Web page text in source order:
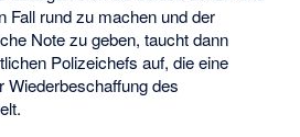
Fall rund zu machen und der
Note zu geben, taucht dann
Polizeichefs auf, die eine
Wiederbeschaffung des